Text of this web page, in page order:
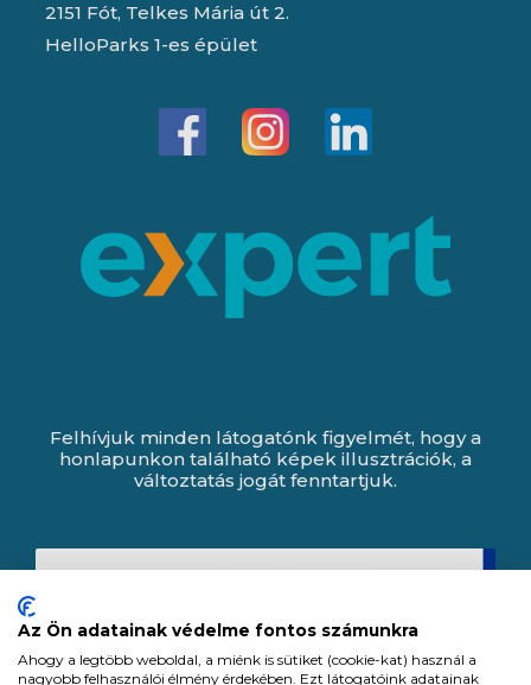
2151 Fót, Telkes Mária út 2.
HelloParks 1-es épület
Felhívjuk minden látogatónk figyelmét, hogy a
honlapunkon található képek illusztrációk, a
változtatás jogát fenntartjuk.
Az Ön adatainak védelme fontos számunkra
Ahogy a legtöbb weboldal, a miénk is sütiket (cookie-kat) használ a
nagyobb felhasználói élmény érdekében. Ezt látogatóink adatainak